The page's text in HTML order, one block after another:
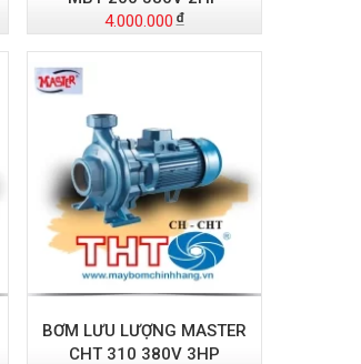
4.000.000
BƠM LƯU LƯỢNG MASTER
CHT 310 380V 3HP